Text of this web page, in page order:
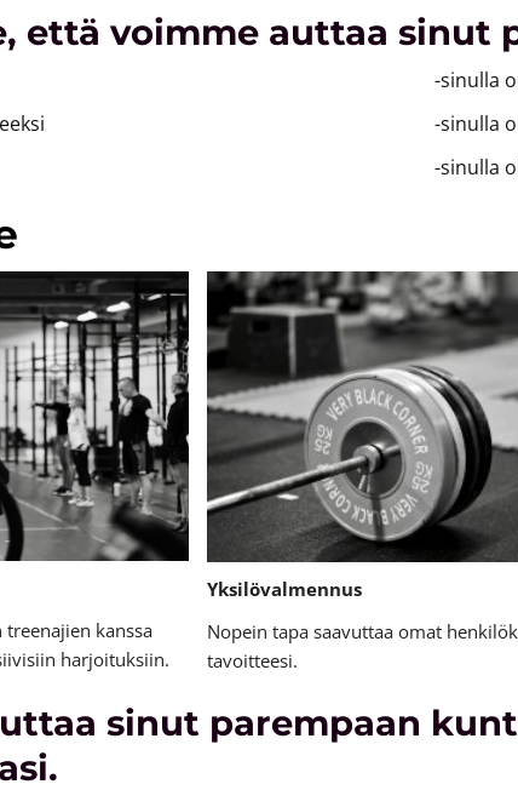
että voimme auttaa sinut
-sinulla
-sinulla
-sinulla
kanssa
harjoituksiin.
Yksilövalmennus
Nopein tapa saavuttaa omat
tavoitteesi.
sinut parempaan